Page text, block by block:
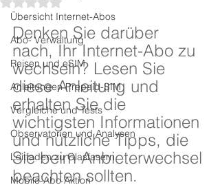
Übersicht Internet-Abos
Abo- Verwaltung
Reisen und eSIM
Anleitungen Prepaid-SIM
Vergleiche und Tests
Observatorien und Analysen
Leitfaden zu Glasfasern
Mobile-Abo Aktion
Denken Sie darüber
nach, Ihr Internet-Abo zu
wechseln? Lesen Sie
diese Anleitung und
erhalten Sie die
wichtigsten Informationen
und nützliche Tipps, die
Sie beim Anbieterwechsel
beachten sollten.